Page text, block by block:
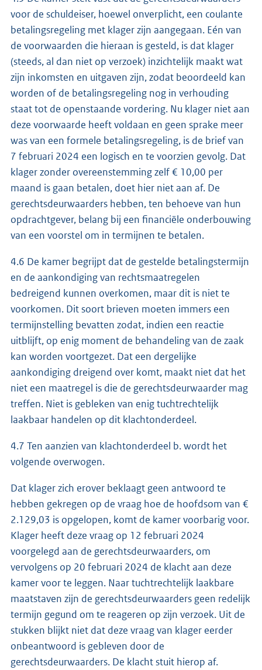
voor de schuldeiser, hoewel onverplicht, een coulante
betalingsregeling met klager zijn aangegaan. Eén van
de voorwaarden die hieraan is gesteld, is dat klager
(steeds, al dan niet op verzoek) inzichtelijk maakt wat
zijn inkomsten en uitgaven zijn, zodat beoordeeld kan
worden of de betalingsregeling nog in verhouding
staat tot de openstaande vordering. Nu klager niet aan
deze voorwaarde heeft voldaan en geen sprake meer
was van een formele betalingsregeling, is de brief van
7 februari 2024 een logisch en te voorzien gevolg. Dat
klager zonder overeenstemming zelf € 10,00 per
maand is gaan betalen, doet hier niet aan af. De
gerechtsdeurwaarders hebben, ten behoeve van hun
opdrachtgever, belang bij een financiële onderbouwing
van een voorstel om in termijnen te betalen.
4.6 De kamer begrijpt dat de gestelde betalingstermijn
en de aankondiging van rechtsmaatregelen
bedreigend kunnen overkomen, maar dit is niet te
voorkomen. Dit soort brieven moeten immers een
termijnstelling bevatten zodat, indien een reactie
uitblijft, op enig moment de behandeling van de zaak
kan worden voortgezet. Dat een dergelijke
aankondiging dreigend over komt, maakt niet dat het
niet een maatregel is die de gerechtsdeurwaarder mag
treffen. Niet is gebleken van enig tuchtrechtelijk
laakbaar handelen op dit klachtonderdeel.
4.7 Ten aanzien van klachtonderdeel b. wordt het
volgende overwogen.
Dat klager zich erover beklaagt geen antwoord te
hebben gekregen op de vraag hoe de hoofdsom van €
2.129,03 is opgelopen, komt de kamer voorbarig voor.
Klager heeft deze vraag op 12 februari 2024
voorgelegd aan de gerechtsdeurwaarders, om
vervolgens op 20 februari 2024 de klacht aan deze
kamer voor te leggen. Naar tuchtrechtelijk laakbare
maatstaven zijn de gerechtsdeurwaarders geen redelijk
termijn gegund om te reageren op zijn verzoek. Uit de
stukken blijkt niet dat deze vraag van klager eerder
onbeantwoord is gebleven door de
gerechtsdeurwaarders. De klacht stuit hierop af.